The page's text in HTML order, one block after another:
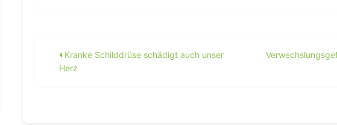
Beitragsnavigation
Kranke Schilddrüse schädigt auch unser
Herz